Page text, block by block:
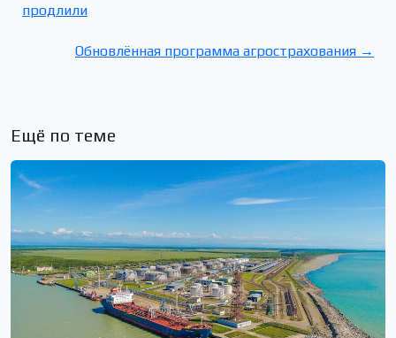
продлили
Обновлённая программа агрострахования →
Ещё по теме